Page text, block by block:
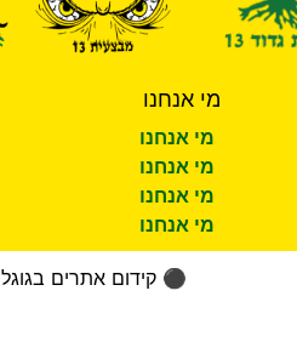
מי אנחנו
מי אנחנו
מי אנחנו
מי אנחנו
מי אנחנו
⚫ קידום אתרים בגוגל